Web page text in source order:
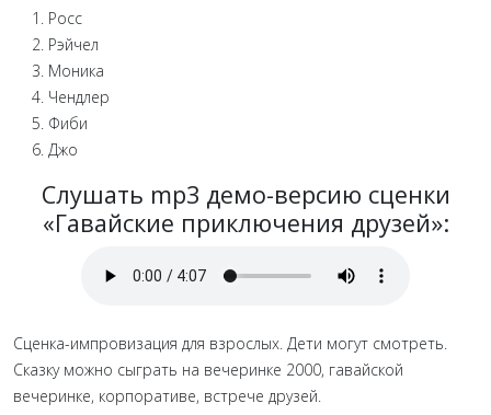
Росс
Рэйчел
Моника
Чендлер
Фиби
Джо
Слушать mp3 демо-версию сценки
«Гавайские приключения друзей»:
Сценка-импровизация для взрослых. Дети могут смотреть.
Сказку можно сыграть на вечеринке 2000, гавайской
вечеринке, корпоративе, встрече друзей.